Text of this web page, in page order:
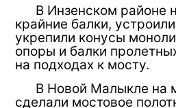
В Инзенском районе
крайние балки,
укрепили конусы
опоры и балки
на подходах к мосту.
В Новой Малыкле на
сделали мостовое